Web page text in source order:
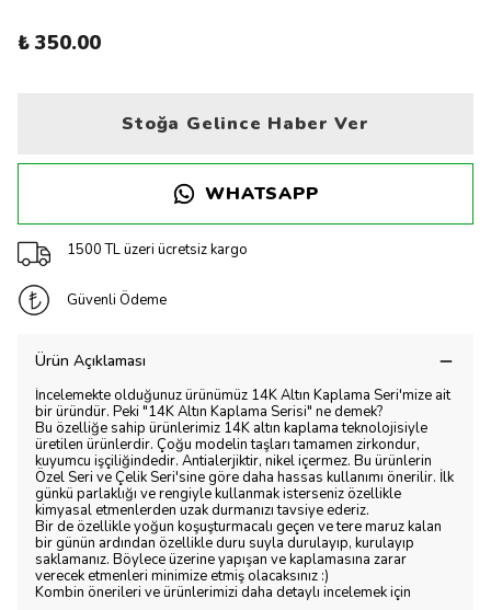
₺ 350.00
Stoğa Gelince Haber Ver
WHATSAPP
1500 TL üzeri ücretsiz kargo
Güvenli Ödeme
Ürün Açıklaması
İncelemekte olduğunuz ürünümüz 14K Altın Kaplama Seri'mize ait
bir üründür. Peki "14K Altın Kaplama Serisi" ne demek?
Bu özelliğe sahip ürünlerimiz 14K altın kaplama teknolojisiyle
üretilen ürünlerdir. Çoğu modelin taşları tamamen zirkondur,
kuyumcu işçiliğindedir. Antialerjiktir, nikel içermez. Bu ürünlerin
Özel Seri ve Çelik Seri'sine göre daha hassas kullanımı önerilir. İlk
günkü parlaklığı ve rengiyle kullanmak isterseniz özellikle
kimyasal etmenlerden uzak durmanızı tavsiye ederiz.
Bir de özellikle yoğun koşuşturmacalı geçen ve tere maruz kalan
bir günün ardından özellikle duru suyla durulayıp, kurulayıp
saklamanız. Böylece üzerine yapışan ve kaplamasına zarar
verecek etmenleri minimize etmiş olacaksınız :)
Kombin önerileri ve ürünlerimizi daha detaylı incelemek için